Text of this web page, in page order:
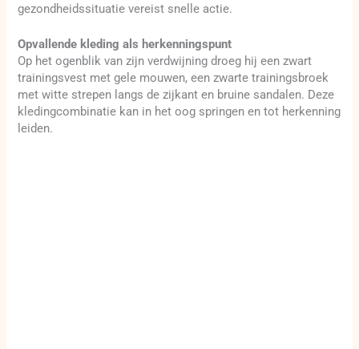
gezondheidssituatie vereist snelle actie.
Opvallende kleding als herkenningspunt
Op het ogenblik van zijn verdwijning droeg hij een zwart
trainingsvest met gele mouwen, een zwarte trainingsbroek
met witte strepen langs de zijkant en bruine sandalen. Deze
kledingcombinatie kan in het oog springen en tot herkenning
leiden.